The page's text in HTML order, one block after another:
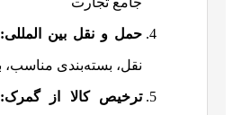
حمل و نقل بین المللی:
نقل، بسته‌بندی مناسب،
ترخیص کالا از گمرک: